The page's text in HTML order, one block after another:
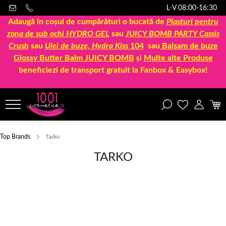
L-V 08:00-16:30
Adaugă în coșul de cumpărături o bucată de Plasturi pentru
zona de sub ochi HYDRO GEL sau JUICY BOMB PARTY Cassis
Crush sau Ulei de buze, Hydra Kiss 104sau Balsam de buze
Glossy Butter Balm JUICY BOMB și Multe alte Produse
beneficiezi de transport gratuit la Fanbox & Easybox!
Top Brands Tarko
TARKO